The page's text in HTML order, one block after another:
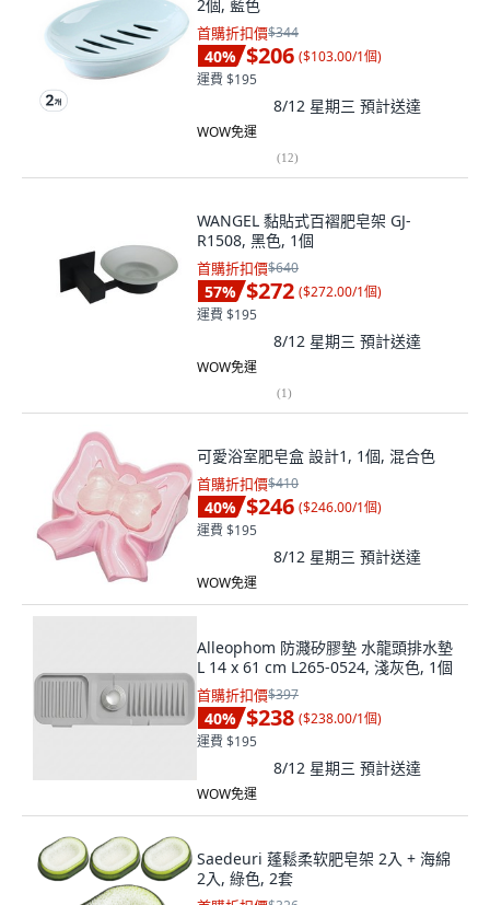
2個, 藍色
首購折扣價$344
40% $206 ($103.00/1個)
運費 $195
8/12 星期三 預計送達
WOW免運
(12)
WANGEL 黏貼式百褶肥皂架 GJ-
R1508, 黑色, 1個
首購折扣價$640
57% $272 ($272.00/1個)
運費 $195
8/12 星期三 預計送達
WOW免運
(1)
可愛浴室肥皂盒 設計1, 1個, 混合色
首購折扣價$410
40% $246 ($246.00/1個)
運費 $195
8/12 星期三 預計送達
WOW免運
Alleophom 防濺矽膠墊 水龍頭排水墊
L 14 x 61 cm L265-0524, 淺灰色, 1個
首購折扣價$397
40% $238 ($238.00/1個)
運費 $195
8/12 星期三 預計送達
WOW免運
Saedeuri 蓬鬆柔软肥皂架 2入 + 海綿
2入, 綠色, 2套